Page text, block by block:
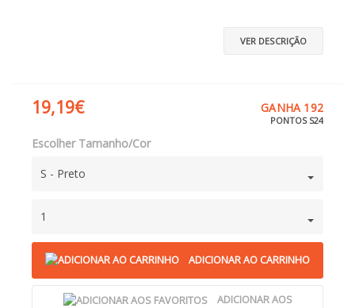
VER DESCRIÇÃO
19,19€ GANHA 192
PONTOS S24
Escolher Tamanho/Cor
S - Preto
1
ADICIONAR AO CARRINHO
ADICIONAR AOS